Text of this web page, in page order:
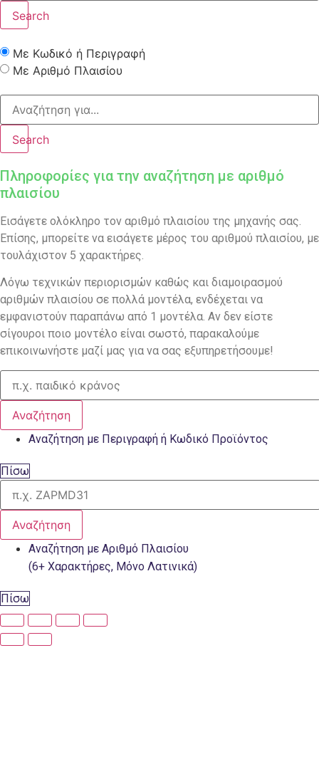
Search
Με Κωδικό ή Περιγραφή
Με Αριθμό Πλαισίου
Search
Πληροφορίες για την αναζήτηση με αριθμό
πλαισίου
Εισάγετε ολόκληρο τον αριθμό πλαισίου της μηχανής σας.
Επίσης, μπορείτε να εισάγετε μέρος του αριθμού πλαισίου, με
τουλάχιστον 5 χαρακτήρες.
Λόγω τεχνικών περιορισμών καθώς και διαμοιρασμού
αριθμών πλαισίου σε πολλά μοντέλα, ενδέχεται να
εμφανιστούν παραπάνω από 1 μοντέλα. Αν δεν είστε
σίγουροι ποιο μοντέλο είναι σωστό, παρακαλούμε
επικοινωνήστε μαζί μας για να σας εξυπηρετήσουμε!
Αναζήτηση
Αναζήτηση με Περιγραφή ή Κωδικό Προϊόντος
Πίσω
Αναζήτηση
Αναζήτηση με Αριθμό Πλαισίου
(6+ Χαρακτήρες, Μόνο Λατινικά)
Πίσω